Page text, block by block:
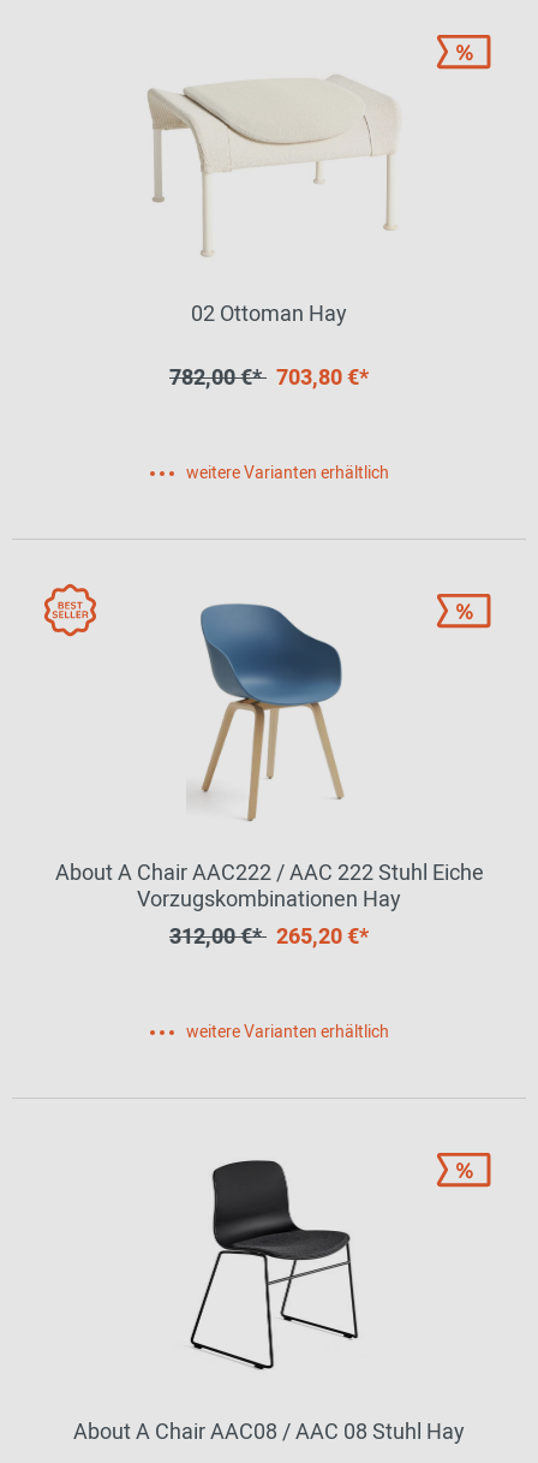
02 Ottoman Hay
782,00 €* 703,80 €*
weitere Varianten erhältlich
About A Chair AAC222 / AAC 222 Stuhl Eiche
Vorzugskombinationen Hay
312,00 €* 265,20 €*
weitere Varianten erhältlich
About A Chair AAC08 / AAC 08 Stuhl Hay